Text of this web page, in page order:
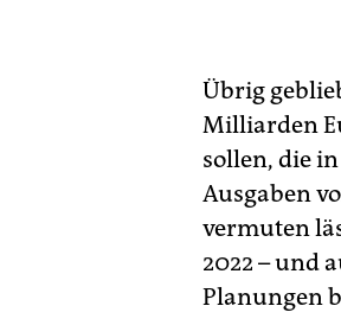
Übrig
Milliarden
sollen, die
Ausgaben
vermuten
2022 – und
Planungen